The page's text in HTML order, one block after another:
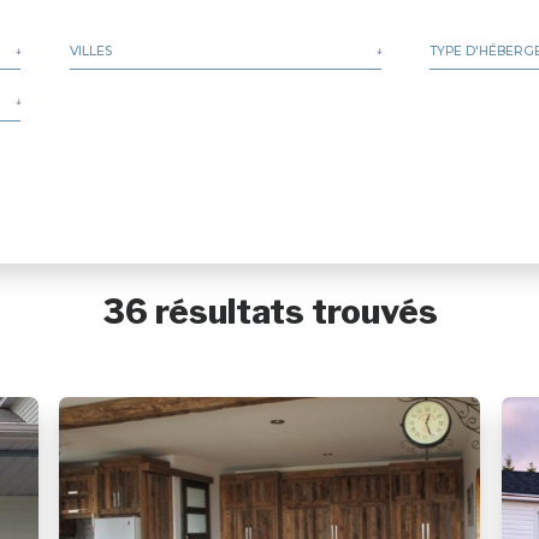
VILLES
Colombier
Côte-Nord-du-Golfe-du-Saint-Laurent
Forestville
Godbout
Gros-Mécatina
Harrington Harbour
Havre-Saint-Pierre
TYPE
36 résultats trouvés